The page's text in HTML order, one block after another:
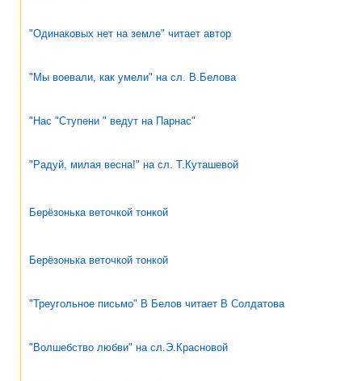
"Одинаковых нет на земле" читает автор
"Мы воевали, как умели" на сл. В.Белова
"Нас "Ступени " ведут на Парнас"
"Радуй, милая весна!" на сл. Т.Куташевой
Берёзонька веточкой тонкой
Берёзонька веточкой тонкой
"Треугольное письмо" В Белов читает В Солдатова
"Волшебство любви" на сл.Э.Красновой